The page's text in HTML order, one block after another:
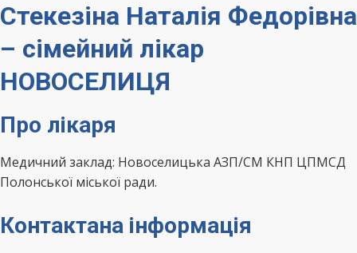
Стекезіна Наталія Федорівна
– сімейний лікар
НОВОСЕЛИЦЯ
Про лікаря
Медичний заклад: Новоселицька АЗП/СМ КНП ЦПМСД
Полонської міської ради.
Контактана інформація